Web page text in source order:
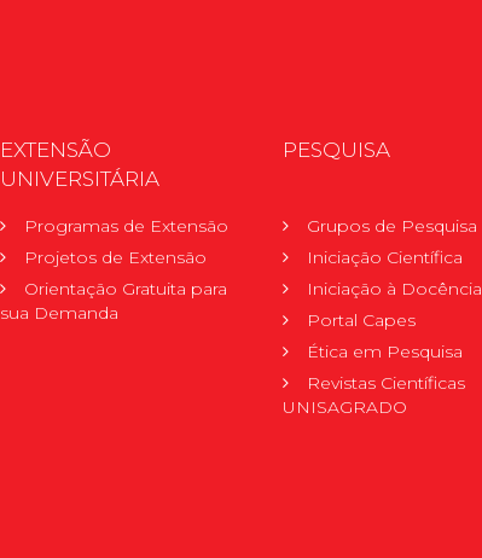
EXTENSÃO
UNIVERSITÁRIA
Programas de Extensão
Projetos de Extensão
Orientação Gratuita para
sua Demanda
PESQUISA
Grupos de Pesquisa
Iniciação Científica
Iniciação à Docência
Portal Capes
Ética em Pesquisa
Revistas Científicas
UNISAGRADO